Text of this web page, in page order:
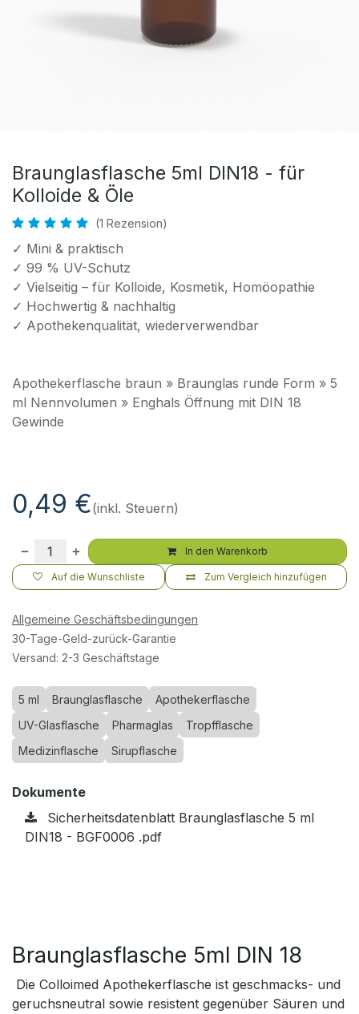
Braunglasflasche 5ml DIN18 - für
Kolloide & Öle
(1 Rezension)
✓ Mini & praktisch
✓ 99 % UV-Schutz
✓ Vielseitig – für Kolloide, Kosmetik, Homöopathie
✓ Hochwertig & nachhaltig
✓ Apothekenqualität, wiederverwendbar
Apothekerflasche braun » Braunglas runde Form » 5
ml Nennvolumen » Enghals Öffnung mit DIN 18
Gewinde
0,49 €(inkl. Steuern)
In den Warenkorb
Zum Vergleich hinzufügen
Auf die Wunschliste
Allgemeine Geschäftsbedingungen
30-Tage-Geld-zurück-Garantie
Versand: 2-3 Geschäftstage
5 ml Braunglasflasche
Apothekerflasche
UV-Glasflasche
Pharmaglas
Tropfflasche
Medizinflasche
Sirupflasche
Dokumente
Sicherheitsdatenblatt Braunglasflasche 5 ml
DIN18 - BGF0006 .pdf
Braunglasflasche 5ml DIN 18
Die Colloimed Apothekerflasche ist geschmacks- und
geruchsneutral sowie resistent gegenüber Säuren und